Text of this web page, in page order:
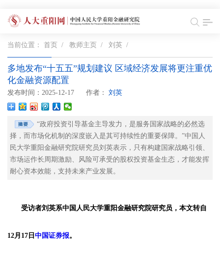
当前位置： 首页 / 教师主页 / 刘英 /
多地发布“十五五”规划建议 区域经济发展将更注重优
化金融资源配置
发布时间：2025-12-17 作者： 刘英
“政府投资引导基金主导发力，是服务国家战略的必然选
择，而市场化机制的深度嵌入是其可持续性的重要保障。”中国人
民大学重阳金融研究院研究员刘英表示，只有构建国家战略引领、
市场运作长周期激励、风险可承受的股权投资基金生态，才能发挥
耐心资本效能，支持未来产业发展。
受访者刘英系中国人民大学重阳金融研究院研究员，本文转自
12月17日 中国证券报。